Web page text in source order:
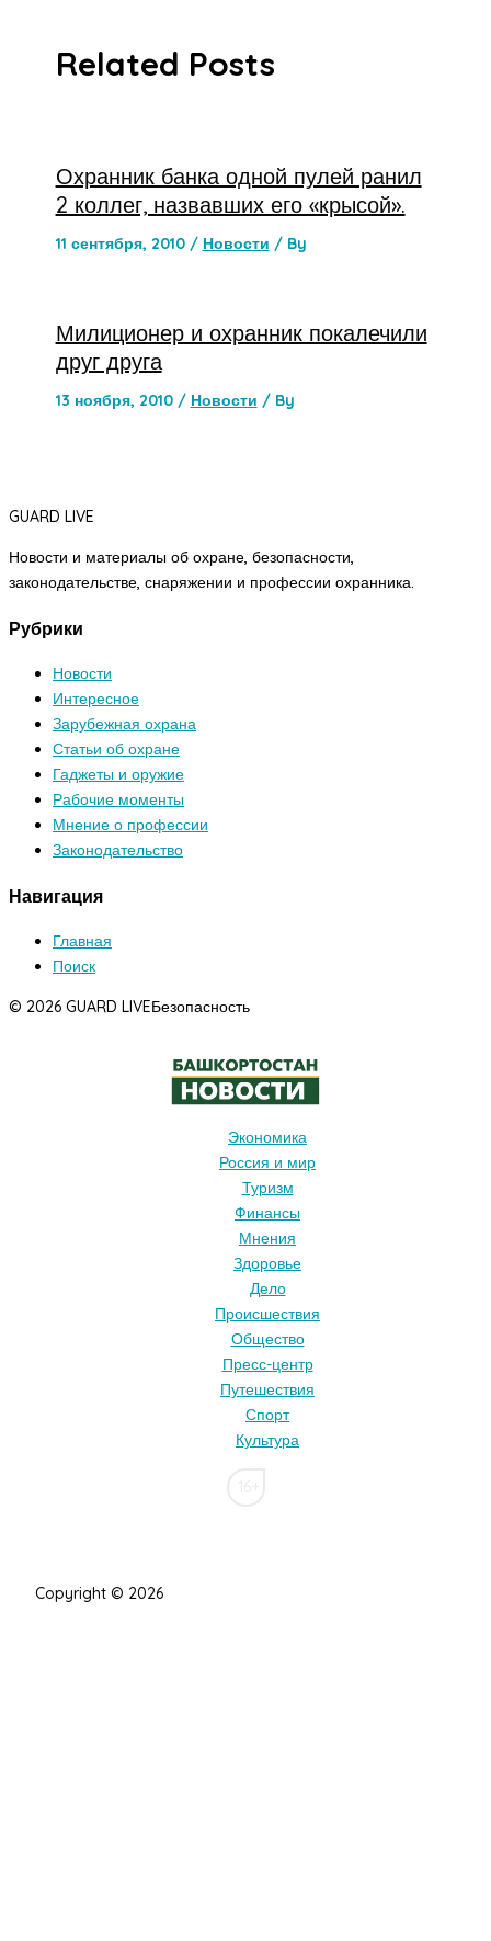
Related Posts
Охранник банка одной пулей ранил
2 коллег, назвавших его «крысой».
11 сентября, 2010 / Новости / By
Милиционер и охранник покалечили
друг друга
13 ноября, 2010 / Новости / By
GUARD LIVE
Новости и материалы об охране, безопасности,
законодательстве, снаряжении и профессии охранника.
Рубрики
Новости
Интересное
Зарубежная охрана
Статьи об охране
Гаджеты и оружие
Рабочие моменты
Мнение о профессии
Законодательство
Навигация
Главная
Поиск
© 2026 GUARD LIVEБезопасность
Экономика
Россия и мир
Туризм
Финансы
Мнения
Здоровье
Дело
Происшествия
Общество
Пресс-центр
Путешествия
Спорт
Культура
Copyright © 2026